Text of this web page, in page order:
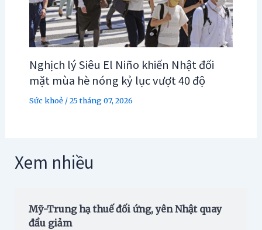
Nghịch lý Siêu El Niño khiến Nhật đối
mặt mùa hè nóng kỷ lục vượt 40 độ
Sức khoẻ/25 tháng 07, 2026
Xem nhiều
Mỹ-Trung hạ thuế đối ứng, yên Nhật quay
đầu giảm